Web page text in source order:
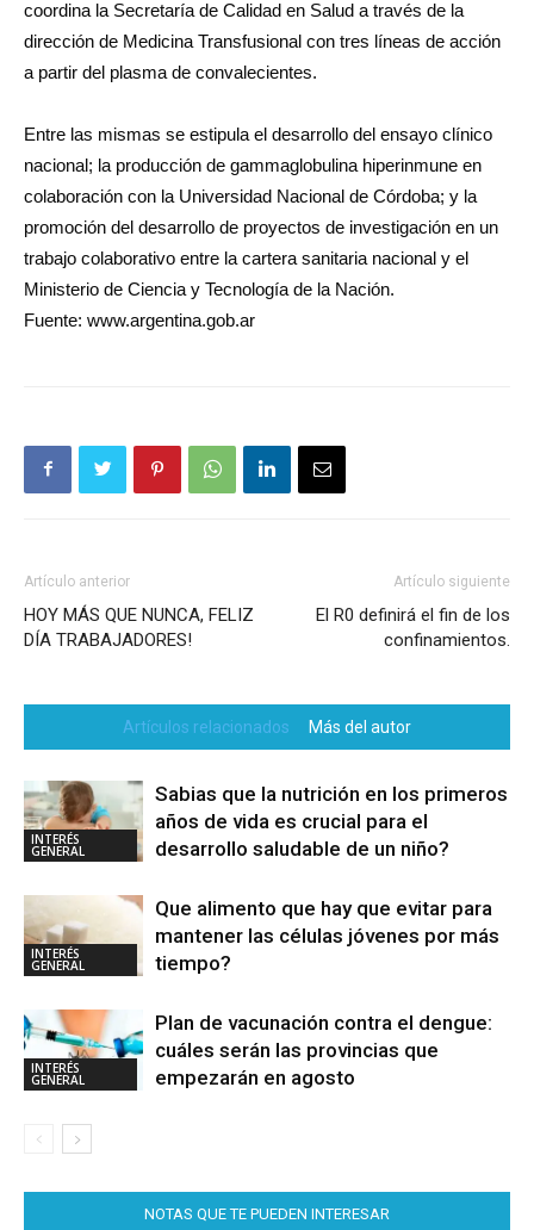
coordina la Secretaría de Calidad en Salud a través de la
dirección de Medicina Transfusional con tres líneas de acción
a partir del plasma de convalecientes.
Entre las mismas se estipula el desarrollo del ensayo clínico
nacional; la producción de gammaglobulina hiperinmune en
colaboración con la Universidad Nacional de Córdoba; y la
promoción del desarrollo de proyectos de investigación en un
trabajo colaborativo entre la cartera sanitaria nacional y el
Ministerio de Ciencia y Tecnología de la Nación.
Fuente: www.argentina.gob.ar
Artículo anterior
HOY MÁS QUE NUNCA, FELIZ
DÍA TRABAJADORES!
Artículo siguiente
El R0 definirá el fin de los
confinamientos.
Artículos relacionados Más del autor
INTERÉS
GENERAL
Sabias que la nutrición en los primeros
años de vida es crucial para el
desarrollo saludable de un niño?
INTERÉS
GENERAL
Que alimento que hay que evitar para
mantener las células jóvenes por más
tiempo?
INTERÉS
GENERAL
Plan de vacunación contra el dengue:
cuáles serán las provincias que
empezarán en agosto
NOTAS QUE TE PUEDEN INTERESAR